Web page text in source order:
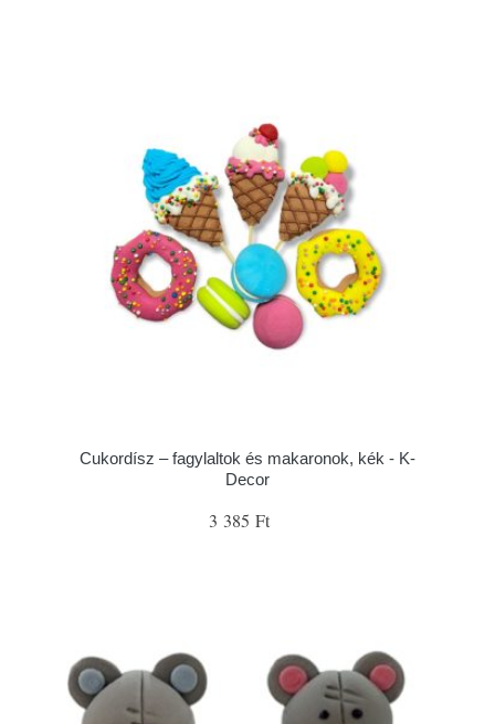
Cukordísz – fagylaltok és makaronok, kék - K-
Decor
3 385 Ft